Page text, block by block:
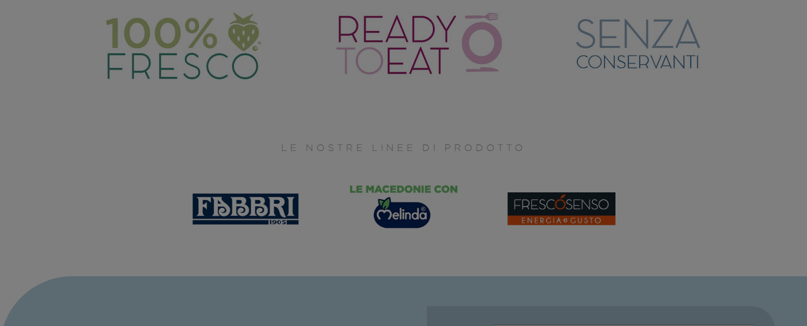
LE NOSTRE LINEE DI PRODOTTO